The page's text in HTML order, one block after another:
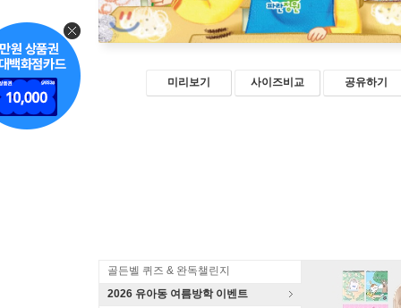
미리보기 사이즈비교 공유하기
골든벨 퀴즈 & 완독챌린지
2026 유아동 여름방학 이벤트